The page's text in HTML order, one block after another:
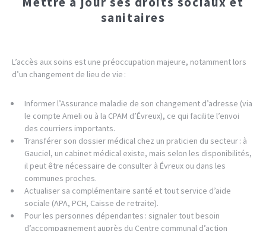
sanitaires
L’accès aux soins est une préoccupation majeure, notamment lors
d’un changement de lieu de vie :
Informer l’Assurance maladie de son changement d’adresse (via
le compte Ameli ou à la CPAM d’Évreux), ce qui facilite l’envoi
des courriers importants.
Transférer son dossier médical chez un praticien du secteur : à
Gauciel, un cabinet médical existe, mais selon les disponibilités,
il peut être nécessaire de consulter à Évreux ou dans les
communes proches.
Actualiser sa complémentaire santé et tout service d’aide
sociale (APA, PCH, Caisse de retraite).
Pour les personnes dépendantes : signaler tout besoin
d’accompagnement auprès du Centre communal d’action